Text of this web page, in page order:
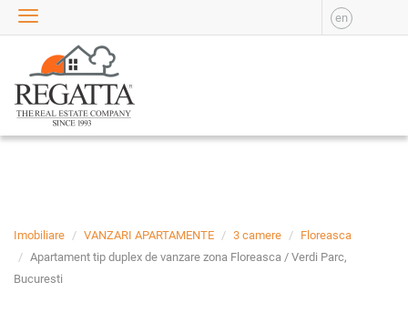
en
Imobiliare VANZARI APARTAMENTE 3 camere
Floreasca
Apartament tip duplex de vanzare zona Floreasca / Verdi Parc,
Bucuresti
VANZARE
APARTAMENTE DE
VANZARE
APARTAMENTE NOI DE
VANZARE
SPATII INDUSTRIALE DE
VANZARE